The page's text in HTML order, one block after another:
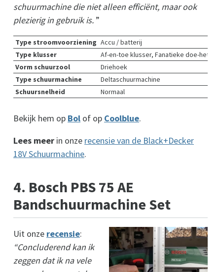
schuurmachine die niet alleen efficiënt, maar ook
plezierig in gebruik is.”
Type stroomvoorziening Accu / batterij
Type klusser
Af-en-toe klusser, Fanatieke doe-het-
Vorm schuurzool
Driehoek
Type schuurmachine
Deltaschuurmachine
Schuursnelheid
Normaal
Bekijk hem op Bol of op Coolblue.
Lees meer in onze recensie van de Black+Decker
18V Schuurmachine.
4. Bosch PBS 75 AE
Bandschuurmachine Set
Uit onze recensie:
“Concluderend kan ik
zeggen dat ik na vele